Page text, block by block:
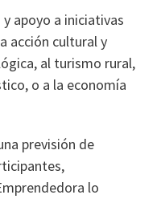
apoyo a iniciativas
acción cultural y
al turismo rural,
o a la economía
previsión de
lo